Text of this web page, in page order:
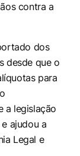
contra a
dos
desde que o
para
a legislação
ajudou a
Legal e